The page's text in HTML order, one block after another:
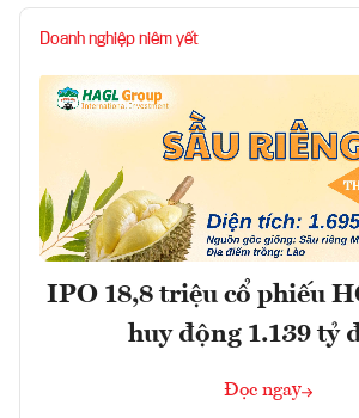
Doanh nghiệp niêm yết
IPO 18,8 triệu cổ phiếu
huy động 1.139 tỷ
Đọc ngay